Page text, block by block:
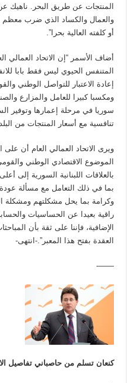
المنتجات عن طريق البحر. ناهيك
والعمال والكساد الذي ضرب معظم
أو كلفته العالية بحرا”.
أضاف الأسمر “إن الاتحاد العمالي
المتنفس الحيوي ليس فقط بابا
إعادة الاعتبار للتواصل الوطني
ومكسبا كبيرا للعامل والمزارع
سوريا في مرحلة إعمارها وتوفير
تنافسية مع أسعار المنتجات من
ويرى الاتحاد العمالي العام أن على
الموضوع الاقتصادي الوطني
بالعلاقات اللبنانية السورية إلى
بما في ذلك التعامل مع مسألة
وكرامة بما يحل مشكلتهم ومشكلة
راقية بعيدا عن الحساسيات
الإضافية، فإننا على ثقة بأن
العقدة بفتح هذا المعبر”.-انتهى-
——-
كنعان تسلم من حاصباني تفاصيل